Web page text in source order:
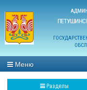
Меню
Разделы